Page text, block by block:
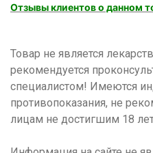
Отзывы клиентов о данном
Товар не является
рекомендуется
специалистом! Имеются
противопоказания, не
лицам не достигшим 18